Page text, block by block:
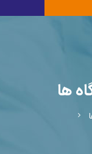
ها